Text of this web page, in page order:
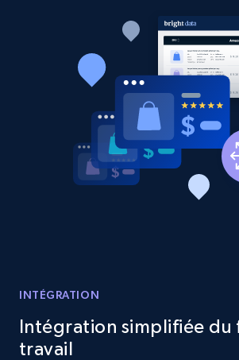
price, and more.
1.9K+
Amazon products search
Asin, URL, Name, Sponsored, Initial
price, Currency, Sold, and more.
Target
URL, Product id, Title, Product
Rating, Reviews count, Initial price,
INTÉGRATION
Intégration simplifiée du
travail